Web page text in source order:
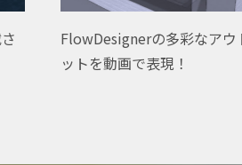
FlowDesignerの多彩なアウ
ットを動画で表現！